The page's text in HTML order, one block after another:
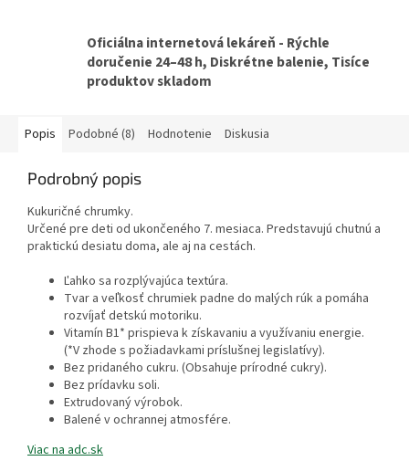
Oficiálna internetová lekáreň - Rýchle
doručenie 24–48 h, Diskrétne balenie, Tisíce
produktov skladom
Popis Podobné (8) Hodnotenie Diskusia
Podrobný popis
Kukuričné chrumky.
Určené pre deti od ukončeného 7. mesiaca. Predstavujú chutnú a
praktickú desiatu doma, ale aj na cestách.
Ľahko sa rozplývajúca textúra.
Tvar a veľkosť chrumiek padne do malých rúk a pomáha
rozvíjať detskú motoriku.
Vitamín B1* prispieva k získavaniu a využívaniu energie.
(*V zhode s požiadavkami príslušnej legislatívy).
Bez pridaného cukru. (Obsahuje prírodné cukry).
Bez prídavku soli.
Extrudovaný výrobok.
Balené v ochrannej atmosfére.
Viac na adc.sk